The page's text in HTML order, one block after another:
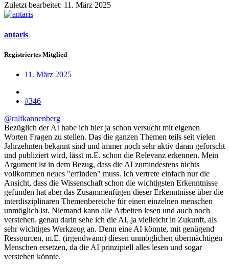
Zuletzt bearbeitet: 11. März 2025
antaris
Registriertes Mitglied
11. März 2025
#346
@ralfkannenberg
Bezüglich der AI habe ich hier ja schon versucht mit eigenen
Worten Fragen zu stellen. Das die ganzen Themen teils seit vielen
Jahrzehnten bekannt sind und immer noch sehr aktiv daran geforscht
und publiziert wird, lässt m.E. schon die Relevanz erkennen. Mein
Argument ist in dem Bezug, dass die AI zumindestens nichts
vollkommen neues "erfinden" muss. Ich vertrete einfach nur die
Ansicht, dass die Wissenschaft schon die wichtigsten Erkenntnisse
gefunden hat aber das Zusammenfügen dieser Erkenntnisse über die
interdisziplinaren Themenbereiche für einen einzelnen menschen
unmöglich ist. Niemand kann alle Arbeiten lesen und auch noch
verstehen. genau darin sehe ich die AI, ja vielleicht in Zukunft, als
sehr wichtiges Werkzeug an. Denn eine AI könnte, mit genügend
Ressourcen, m.E. (irgendwann) diesen unmöglichen übermächtigen
Menschen ersetzen, da die AI prinzipiell alles lesen und sogar
verstehen könnte.